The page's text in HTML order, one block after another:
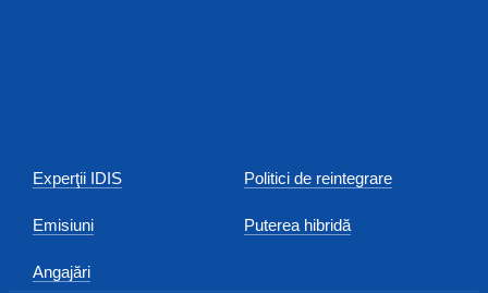
Experţii IDIS
Emisiuni
Angajări
Politici de reintegrare
Puterea hibridă